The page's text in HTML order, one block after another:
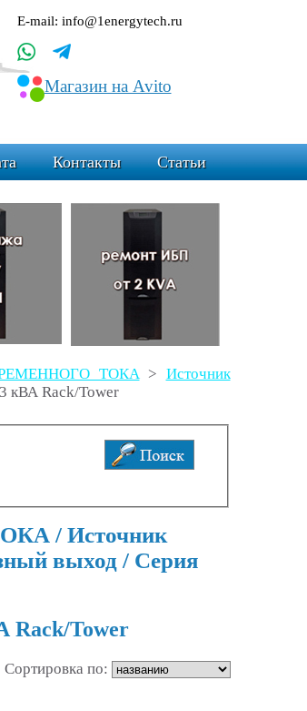
E-mail: info@1energytech.ru
Магазин на Avito
Контакты Статьи
ТОКА> Источник
кВА Rack/Tower
/ Источник
выход / Серия
Rack/Tower
Сортировка по: